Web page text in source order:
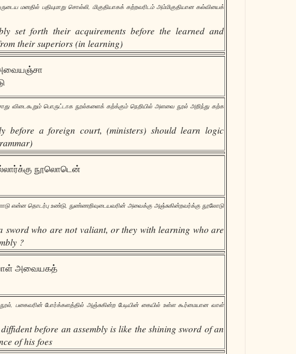
மனதில் பதியுமாறு சொல்லி, மிகுதியாகக் கற்றவரிடம் அம்மிகுதியான கல்வியைக்
set forth their acquirements before the learned and
their superiors (in learning)
விடைகூறும் பொருட்டாக நூல்களைக் கற்க்கும் நெறியில் அளவை நூல் அறிந்து கற்க
before a foreign court, (ministers) should learn logic
நூலொடென்
என்ன தொடர்பு உண்டு, நுண்ணறிவுடையவரின் அவைக்கு அஞ்சுகின்றவர்க்கு நூலோடு
sword who are not valiant, or they with learning who are
?
அவையகத்
பகைவரின் போர்க்களத்தில் அஞ்சுகின்ற பேடியின் கையில் உள்ள கூர்மையான வாள்
before an assembly is like the shining sword of an
of his foes